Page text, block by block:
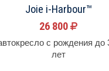
Joie i-Harbour™
26 800
с рождения до
лет